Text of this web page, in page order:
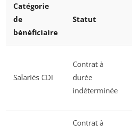
Catégorie
de
bénéficiaire
Statut
Salariés CDI
Contrat à
durée
indéterminée
Contrat à